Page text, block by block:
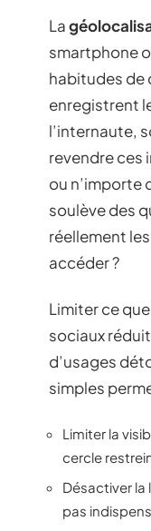
La
smartphone
habitudes de
enregistrent
l’internaute,
revendre ces
ou n’importe
soulève des
réellement
accéder ?
Limiter ce
sociaux
d’usages
simples
Limiter la
cercle
Désactiver la
pas